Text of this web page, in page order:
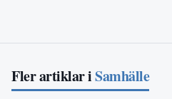
Fler artiklar iSamhälle